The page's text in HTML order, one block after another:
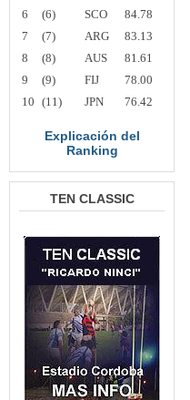
6
(6) SCO
84.78
7
(7) ARG
83.13
8
(8) AUS
81.61
9
(9) FIJ
78.00
10 (11) JPN 76.42
Explicación del
Ranking
TEN CLASSIC